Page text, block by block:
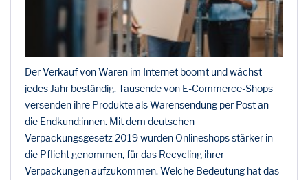
Der Verkauf von Waren im Internet boomt und wächst
jedes Jahr beständig. Tausende von E-Commerce-Shops
versenden ihre Produkte als Warensendung per Post an
die Endkund:innen. Mit dem deutschen
Verpackungsgesetz 2019 wurden Onlineshops stärker in
die Pflicht genommen, für das Recycling ihrer
Verpackungen aufzukommen. Welche Bedeutung hat das